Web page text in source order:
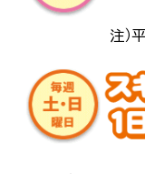
注）